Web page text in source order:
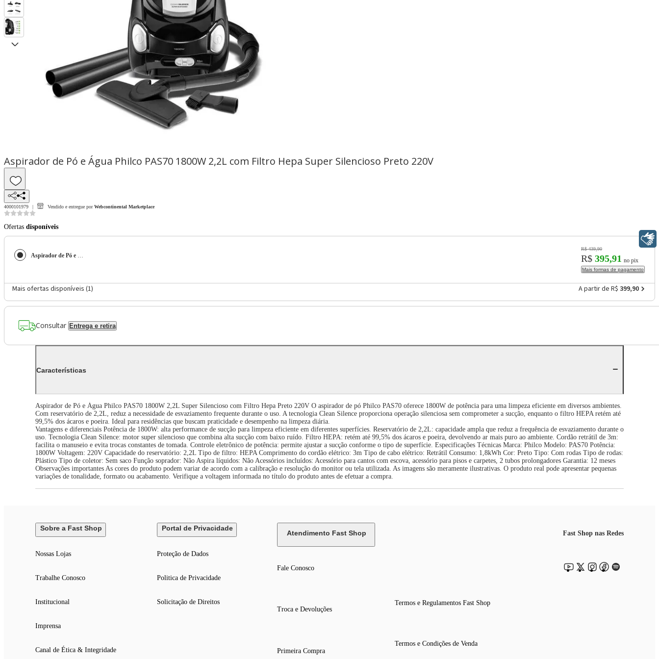
Aspirador de Pó e Água Philco PAS70 1800W 2,2L com Filtro Hepa Super Silencioso Preto 220V
4000101979 Vendido e entregue por Webcontinental Marketplace
Ofertas disponíveis
Aspirador de Pó e Água Philco PAS70 1800W 2,2L com Filtro Hepa Super Silencioso Preto 220V
R$ 439,90
R$ 395,91 no pix
Mais formas de pagamento
Mais ofertas disponíveis (1) A partir de R$ 399,90
Consultar Entrega e retira
Características
Aspirador de Pó e Água Philco PAS70 1800W 2,2L Super Silencioso com Filtro Hepa Preto 220V O aspirador de pó Philco PAS70 oferece 1800W de potência para uma limpeza eficiente em diversos ambientes.
Com reservatório de 2,2L, reduz a necessidade de esvaziamento frequente durante o uso. A tecnologia Clean Silence proporciona operação silenciosa sem comprometer a sucção, enquanto o filtro HEPA retém até
99,5% dos ácaros e poeira. Ideal para residências que buscam praticidade e desempenho na limpeza diária.
Vantagens e diferenciais Potência de 1800W: alta performance de sucção para limpeza eficiente em diferentes superfícies. Reservatório de 2,2L: capacidade ampla que reduz a frequência de esvaziamento durante o
uso. Tecnologia Clean Silence: motor super silencioso que combina alta sucção com baixo ruído. Filtro HEPA: retém até 99,5% dos ácaros e poeira, devolvendo ar mais puro ao ambiente. Cordão retrátil de 3m:
facilita o manuseio e evita trocas constantes de tomada. Controle eletrônico de potência: permite ajustar a sucção conforme o tipo de superfície. Especificações Técnicas Marca: Philco Modelo: PAS70 Potência:
1800W Voltagem: 220V Capacidade do reservatório: 2,2L Tipo de filtro: HEPA Comprimento do cordão elétrico: 3m Tipo de cabo elétrico: Retrátil Consumo: 1,8kWh Cor: Preto Tipo: Com rodas Tipo de rodas:
Plástico Tipo de coletor: Sem saco Função soprador: Não Aspira líquidos: Não Acessórios incluídos: Acessório para cantos com escova, acessório para pisos e carpetes, 2 tubos prolongadores Garantia: 12 meses
Observações importantes As cores do produto podem variar de acordo com a calibração e resolução do monitor ou tela utilizada. As imagens são meramente ilustrativas. O produto real pode apresentar pequenas
variações de tonalidade, formato ou acabamento. Verifique a voltagem informada no título do produto antes de efetuar a compra.
Sobre a Fast Shop
Nossas Lojas
Trabalhe Conosco
Institucional
Imprensa
Canal de Ética & Integridade
Portal de Privacidade
Proteção de Dados
Politica de Privacidade
Solicitação de Direitos
Atendimento Fast Shop
Fale Conosco
Troca e Devoluções
Primeira Compra
Termos e Regulamentos Fast Shop
Termos e Condições de Venda
Fast Shop nas Redes
Libras